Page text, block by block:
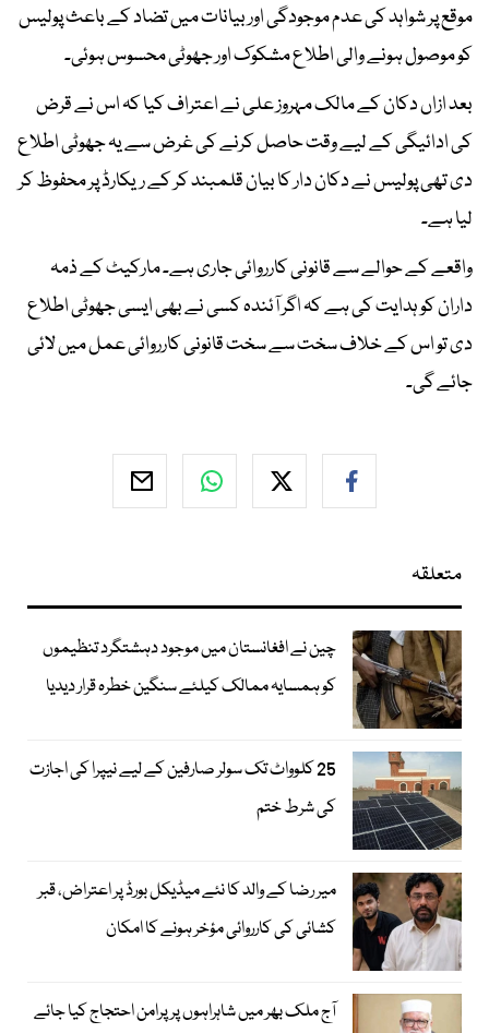
موقع پر شواہد کی عدم موجودگی اور بیانات میں تضاد کے باعث پولیس
کو موصول ہونے والی اطلاع مشکوک اور جھوٹی محسوس ہوئی۔
بعد ازاں دکان کے مالک مہروز علی نے اعتراف کیا کہ اس نے قرض
کی ادائیگی کے لیے وقت حاصل کرنے کی غرض سے یہ جھوٹی اطلاع
دی تھی پولیس نے دکان دار کا بیان قلمبند کر کے ریکارڈ پر محفوظ کر
لیا ہے۔
واقعے کے حوالے سے قانونی کارروائی جاری ہے۔ مارکیٹ کے ذمہ
داران کو ہدایت کی ہے کہ اگر آئندہ کسی نے بھی ایسی جھوٹی اطلاع
دی تو اس کے خلاف سخت سے سخت قانونی کارروائی عمل میں لائی
جائے گی۔
متعلقہ
چین نے افغانستان میں موجود دہشتگرد تنظیموں
کو ہمسایہ ممالک کیلئے سنگین خطرہ قرار دیدیا
25 کلوواٹ تک سولر صارفین کے لیے نیپرا کی اجازت
کی شرط ختم
میر رضا کے والد کا نئے میڈیکل بورڈ پر اعتراض، قبر
کشائی کی کارروائی مؤخر ہونے کا امکان
آج ملک بھر میں شاہراہوں پر پرامن احتجاج کیا جائے